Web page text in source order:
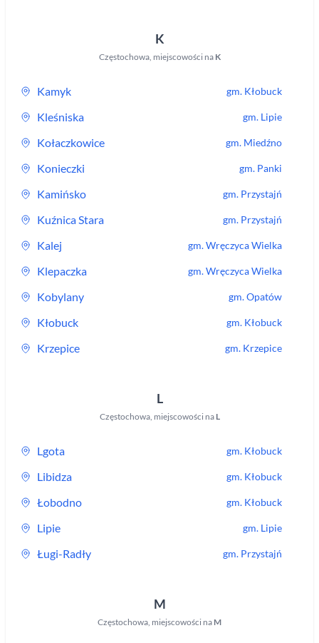
K
Częstochowa, miejscowości na K
Kamyk gm. Kłobuck
Kleśniska gm. Lipie
Kołaczkowice gm. Miedźno
Konieczki gm. Panki
Kamińsko gm. Przystajń
Kuźnica Stara gm. Przystajń
Kalej gm.Wręczyca Wielka
Klepaczka gm.Wręczyca Wielka
Kobylany gm.Opatów
Kłobuck gm. Kłobuck
Krzepice gm. Krzepice
L
Częstochowa, miejscowości na L
Lgota gm. Kłobuck
Libidza gm. Kłobuck
Łobodno gm. Kłobuck
Lipie gm. Lipie
Ługi-Radły gm. Przystajń
M
Częstochowa, miejscowości na M